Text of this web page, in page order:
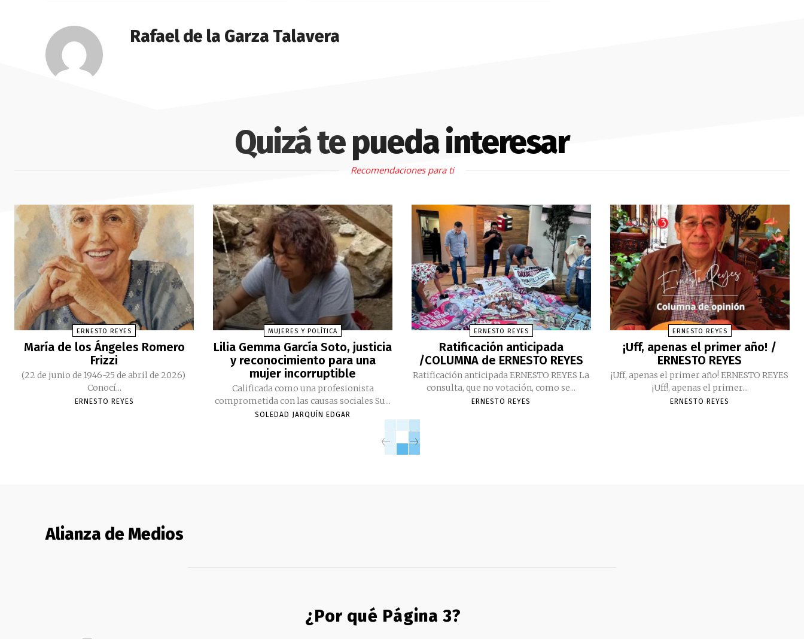
Rafael de la Garza Talavera
Quizá te pueda interesar
Recomendaciones para ti
ERNESTO REYES
María de los Ángeles Romero
Frizzi
(22 de junio de 1946-25 de abril de 2026)
Conocí...
ERNESTO REYES
MUJERES Y POLÍTICA
Lilia Gemma García Soto, justicia
y reconocimiento para una
mujer incorruptible
Calificada como una profesionista
comprometida con las causas sociales Su...
SOLEDAD JARQUÍN EDGAR
ERNESTO REYES
Ratificación anticipada
/COLUMNA de ERNESTO REYES
Ratificación anticipada ERNESTO REYES La
consulta, que no votación, como se...
ERNESTO REYES
ERNESTO REYES
¡Uff, apenas el primer año! /
ERNESTO REYES
¡Uff, apenas el primer año! ERNESTO REYES
¡Uff!, apenas el primer...
ERNESTO REYES
Alianza de Medios
¿Por qué Página 3?